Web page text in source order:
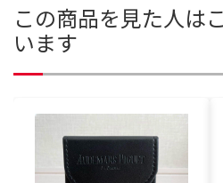
この商品を見た人は
います